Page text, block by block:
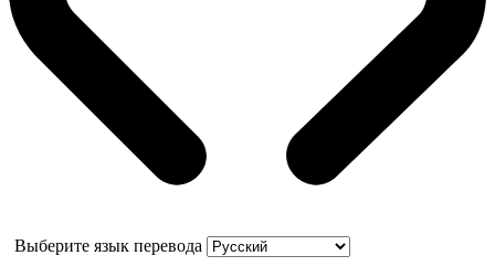
Выберите язык перевода